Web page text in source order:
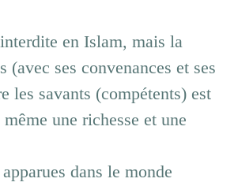
en Islam, mais la
(avec ses convenances et ses
les savants (compétents) est
une richesse et une
dans le monde